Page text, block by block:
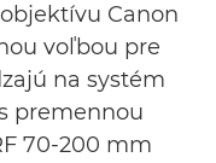
Canon
voľbou pre
na systém
premennou
70-200 mm